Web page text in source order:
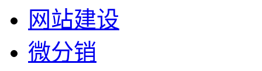
网站建设
微分销